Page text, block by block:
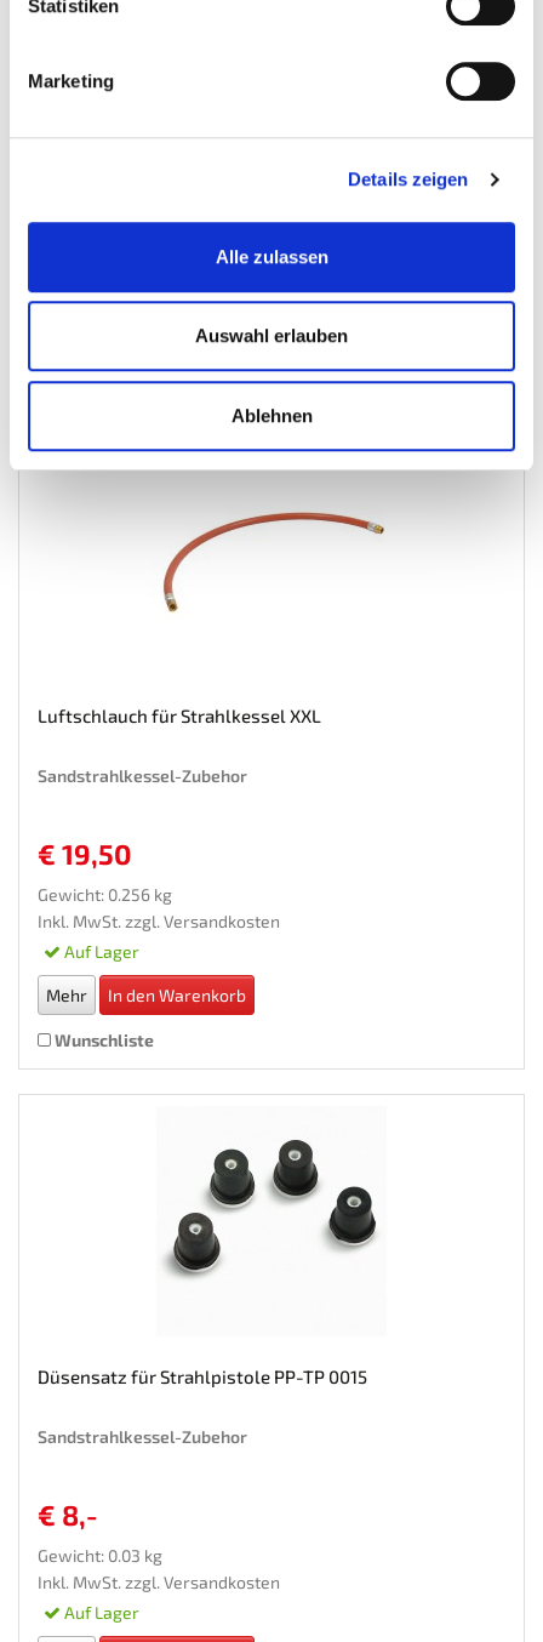
Statistiken
Marketing
Details zeigen
Alle zulassen
Auswahl erlauben
Ablehnen
Versandkosten
Nicht auf Lager
In den Warenkorb
Wunschliste
Luftschlauch für Strahlkessel XXL
Sandstrahlkessel-Zubehor
€ 19,50
Gewicht: 0.256 kg
Inkl. MwSt. zzgl. Versandkosten
Auf Lager
Mehr In den Warenkorb
Wunschliste
Düsensatz für Strahlpistole PP-TP 0015
Sandstrahlkessel-Zubehor
€ 8,-
Gewicht: 0.03 kg
Inkl. MwSt. zzgl. Versandkosten
Auf Lager